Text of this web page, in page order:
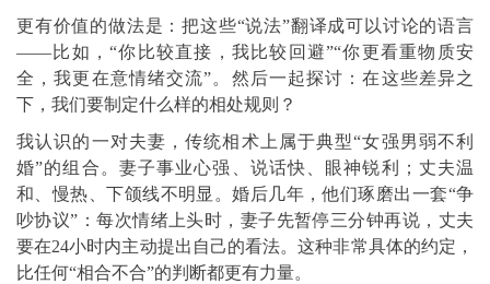
更有价值的做法是：把这些“说法”翻译成可以讨论的语言
——比如，“你比较直接，我比较回避”“你更看重物质安
全，我更在意情绪交流”。然后一起探讨：在这些差异之
下，我们要制定什么样的相处规则？
我认识的一对夫妻，传统相术上属于典型“女强男弱不利
婚”的组合。妻子事业心强、说话快、眼神锐利；丈夫温
和、慢热、下颌线不明显。婚后几年，他们琢磨出一套“争
吵协议”：每次情绪上头时，妻子先暂停三分钟再说，丈夫
要在24小时内主动提出自己的看法。这种非常具体的约定，
比任何“相合不合”的判断都更有力量。